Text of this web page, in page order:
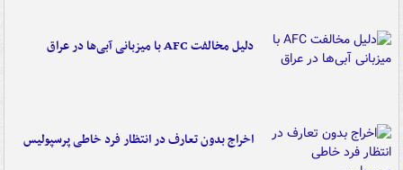
دلیل مخالفت AFC با میزبانی آبی‌ها در عراق
اخراج بدون تعارف در انتظار فرد خاطی پرسپولیس